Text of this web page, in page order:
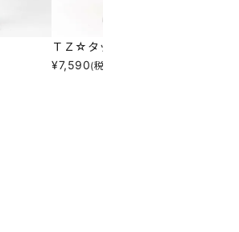
ＴＺ☆タックテーパーＰＴ
¥7,590(税込)